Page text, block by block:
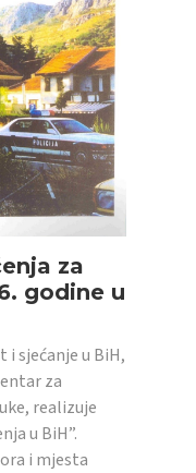
za
godine u
i sjećanje u BiH,
za
realizuje
u BiH”.
i mjesta